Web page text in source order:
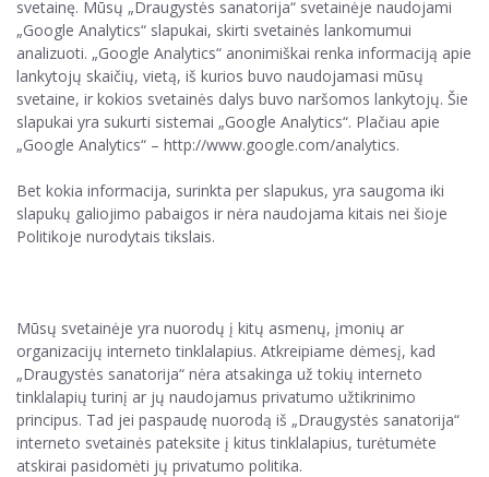
svetainę. Mūsų „Draugystės sanatorija“ svetainėje naudojami
„Google Analytics“ slapukai, skirti svetainės lankomumui
analizuoti. „Google Analytics“ anonimiškai renka informaciją apie
lankytojų skaičių, vietą, iš kurios buvo naudojamasi mūsų
svetaine, ir kokios svetainės dalys buvo naršomos lankytojų. Šie
slapukai yra sukurti sistemai „Google Analytics“. Plačiau apie
„Google Analytics“ – http://www.google.com/analytics.
Bet kokia informacija, surinkta per slapukus, yra saugoma iki
slapukų galiojimo pabaigos ir nėra naudojama kitais nei šioje
Politikoje nurodytais tikslais.
Mūsų svetainėje yra nuorodų į kitų asmenų, įmonių ar
organizacijų interneto tinklalapius. Atkreipiame dėmesį, kad
„Draugystės sanatorija“ nėra atsakinga už tokių interneto
tinklalapių turinį ar jų naudojamus privatumo užtikrinimo
principus. Tad jei paspaudę nuorodą iš „Draugystės sanatorija“
interneto svetainės pateksite į kitus tinklalapius, turėtumėte
atskirai pasidomėti jų privatumo politika.